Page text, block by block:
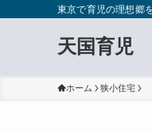
東京で育児の理想郷
天国育児
ホーム 狭小住宅